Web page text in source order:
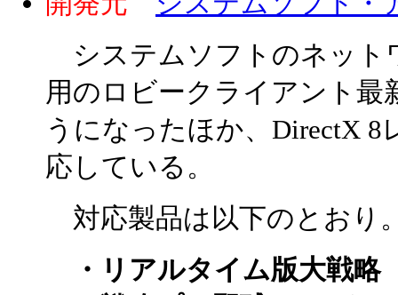
システムソフトのネット
用のロビークライアント最
うになったほか、DirectX 8
応している。
対応製品は以下のとおり
・リアルタイム版大戦略